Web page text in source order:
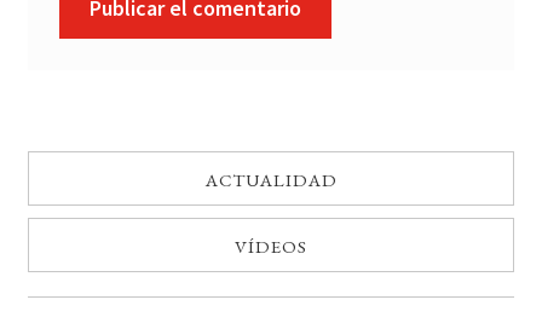
ACTUALIDAD
VÍDEOS